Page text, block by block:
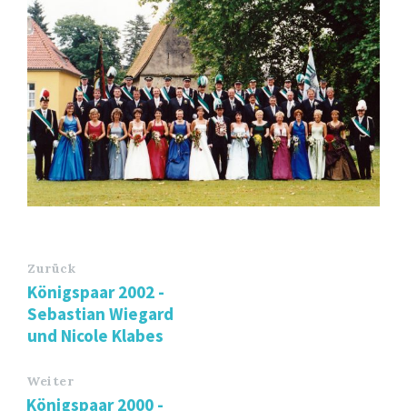
Zurück
Königspaar 2002 -
Sebastian Wiegard
und Nicole Klabes
Weiter
Königspaar 2000 -